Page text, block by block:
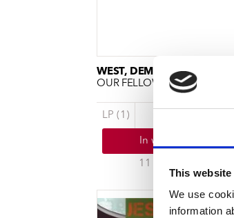
This
We use
information
OUR FELLOWSHIP HOUR
LP (1)
In winkelwagen
11 a 14 werkdagen